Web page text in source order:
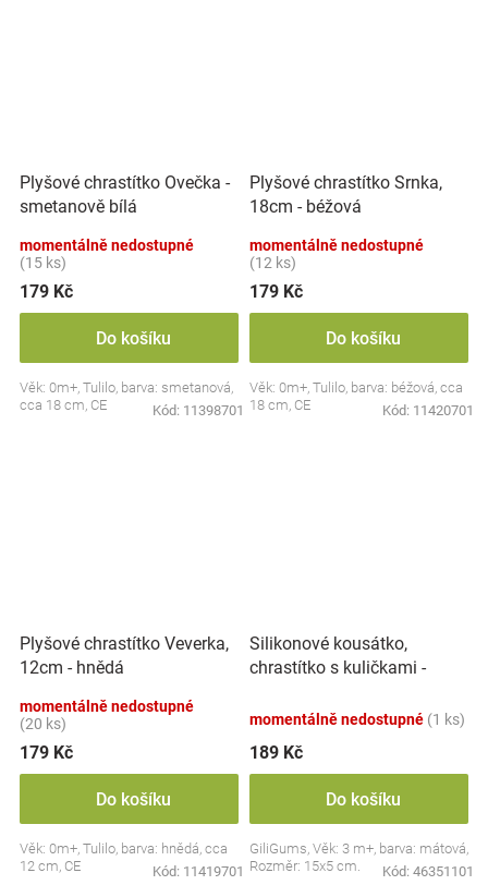
Plyšové chrastítko Ovečka -
smetanově bílá
momentálně nedostupné
(15 ks)
179 Kč
Do košíku
Věk: 0m+, Tulilo, barva: smetanová,
cca 18 cm, CE
Kód: 11398701
Plyšové chrastítko Srnka,
18cm - béžová
momentálně nedostupné
(12 ks)
179 Kč
Do košíku
Věk: 0m+, Tulilo, barva: béžová, cca
18 cm, CE
Kód: 11420701
Plyšové chrastítko Veverka,
12cm - hnědá
momentálně nedostupné
(20 ks)
179 Kč
Do košíku
Věk: 0m+, Tulilo, barva: hnědá, cca
12 cm, CE
Kód: 11419701
Silikonové kousátko,
chrastítko s kuličkami -
momentálně nedostupné (1 ks)
189 Kč
Do košíku
GiliGums, Věk: 3 m+, barva: mátová,
Rozměr: 15x5 cm.
Kód: 46351101